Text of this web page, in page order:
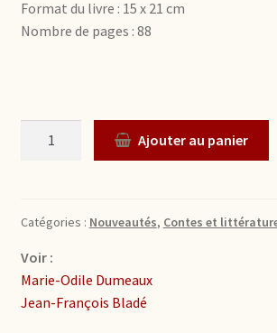
Format du livre : 15 x 21 cm
Nombre de pages : 88
Quantité Ajouter au panier
Catégories : Nouveautés, Contes et
Voir :
Marie-Odile Dumeaux
Jean-François Bladé